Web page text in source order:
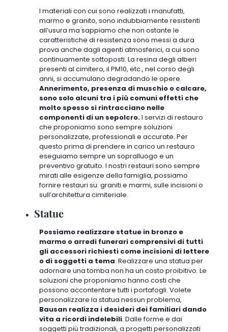
I materiali con cui sono realizzati i manufatti,
marmo e granito, sono indubbiamente resistenti
all’usura ma sappiamo che non ostante le
caratteristiche di resistenza sono messi a dura
prova anche dagli agenti atmosferici, a cui sono
continuamente sottoposti. La resina degli alberi
presenti al cimitero, il PM10, etc., nel corso degli
anni, si accumulano degradando le opere.
Annerimento, presenza di muschio o calcare,
sono solo alcuni tra i più comuni effetti che
molto spesso si rintracciano nelle
componenti di un sepolcro.I servizi di restauro
che proponiamo sono sempre soluzioni
personalizzate, professionali e accurate. Per
questo prima di prendere in carico un restauro
eseguiamo sempre un sopralluogo e un
preventivo gratuito. I nostri restauri sono sempre
mirati alle esigenze della famiglia, possiamo
fornire restauri su: graniti e marmi, sulle incisioni o
sull’architettura cimiteriale.
Statue
Possiamo realizzare statue in bronzo e
marmo o arredi funerari comprensivi di tutti
gli accessori richiesti come incisioni di lettere
o di soggetti a tema. Realizzare una statua per
adornare una tomba non ha un costo proibitivo. Le
soluzioni che proponiamo hanno costi che
possono accontentare tutti i portafogli. Volete
personalizzare la statua nessun problema,
Bausan realizza i desideri dei familiari dando
vita a ricordi indelebili. Dalle forme e dai
soggetti più tradizionali, a progetti personalizzati